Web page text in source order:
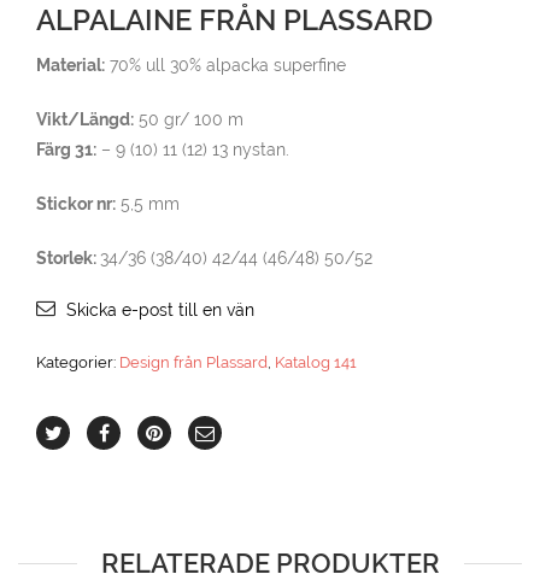
ALPALAINE FRÅN PLASSARD
Material: 70% ull 30% alpacka superfine
Vikt/Längd: 50 gr/ 100 m
Färg 31: – 9 (10) 11 (12) 13 nystan.
Stickor nr: 5,5 mm
Storlek: 34/36 (38/40) 42/44 (46/48) 50/52
Skicka e-post till en vän
Kategorier: Design från Plassard Katalog 141
RELATERADE PRODUKTER